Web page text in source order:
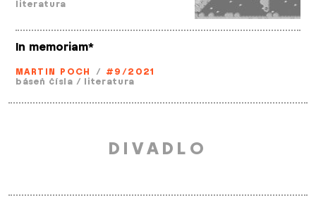
literatura
In memoriam*
MARTIN POCH / #9/2021
báseň čísla / literatura
DIVADLO